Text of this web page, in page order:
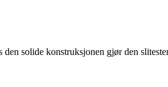
solide konstruksjonen gjør den